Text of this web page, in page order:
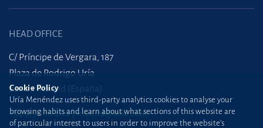
HEAD OFFICE
C/ Príncipe de Vergara, 187
Plaza de Rodrigo Uría
28002 Madrid (España)
+34 915 860 400 madrid@uria.com
Cookie Policy
Uría Menéndez uses third-party analytics cookies to analyse your
browsing habits and learn about what sections of this website are
of particular interest to users in order to improve the website’s